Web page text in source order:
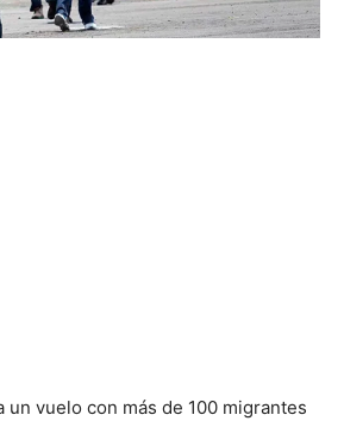
un vuelo con más de 100 migrantes